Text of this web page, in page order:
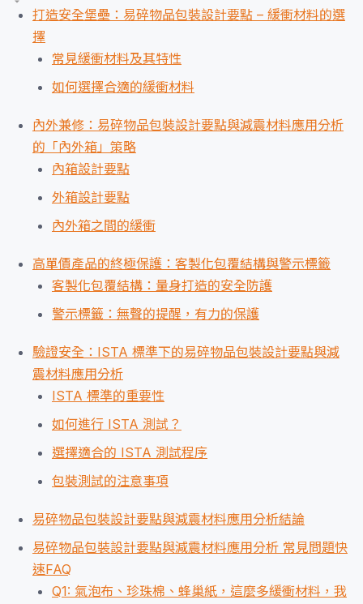
打造安全堡壘：易碎物品包裝設計要點 – 緩衝材料的選
擇
常見緩衝材料及其特性
如何選擇合適的緩衝材料
內外兼修：易碎物品包裝設計要點與減震材料應用分析
的「內外箱」策略
內箱設計要點
外箱設計要點
內外箱之間的緩衝
高單價產品的終極保護：客製化包覆結構與警示標籤
客製化包覆結構：量身打造的安全防護
警示標籤：無聲的提醒，有力的保護
驗證安全：ISTA 標準下的易碎物品包裝設計要點與減
震材料應用分析
ISTA 標準的重要性
如何進行 ISTA 測試？
選擇適合的 ISTA 測試程序
包裝測試的注意事項
易碎物品包裝設計要點與減震材料應用分析結論
易碎物品包裝設計要點與減震材料應用分析 常見問題快
速FAQ
Q1: 氣泡布、珍珠棉、蜂巢紙，這麼多緩衝材料，我